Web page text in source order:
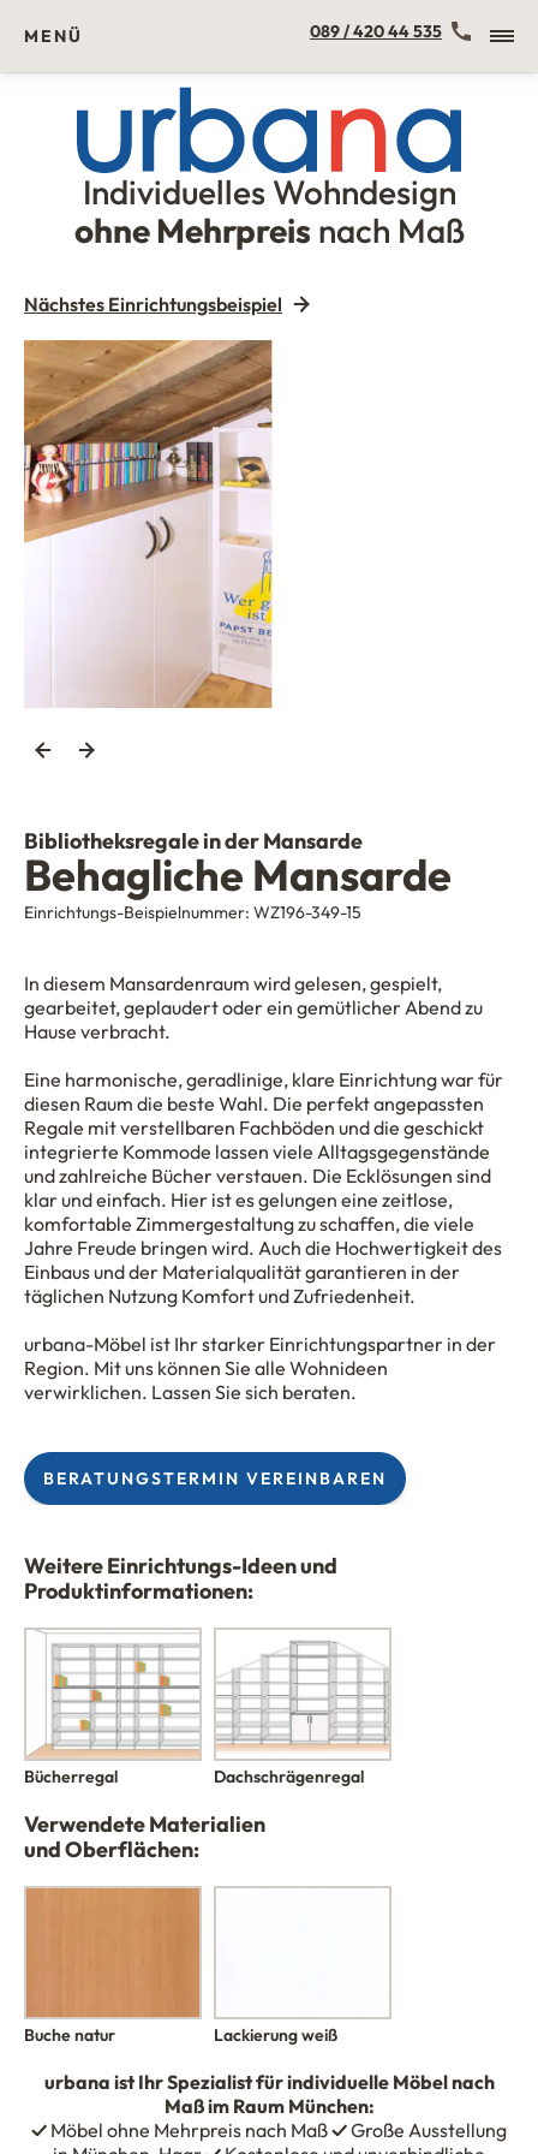
Urbana Möbel
Individuelles Wohndesign
ohne Mehrpreis nach Maß
MENÜ
Kontakt 089 / 420 44 535
Nächstes Einrichtungsbeispiel
Bibliotheksregale in der Mansarde
Behagliche Mansarde
Einrichtungs-Beispielnummer: WZ196-349-15
In diesem Mansardenraum wird gelesen, gespielt,
gearbeitet, geplaudert oder ein gemütlicher Abend zu
Hause verbracht.
Eine harmonische, geradlinige, klare Einrichtung war für
diesen Raum die beste Wahl. Die perfekt angepassten
Regale mit verstellbaren Fachböden und die geschickt
integrierte Kommode lassen viele Alltagsgegenstände
und zahlreiche Bücher verstauen. Die Ecklösungen sind
klar und einfach. Hier ist es gelungen eine zeitlose,
komfortable Zimmergestaltung zu schaffen, die viele
Jahre Freude bringen wird. Auch die Hochwertigkeit des
Einbaus und der Materialqualität garantieren in der
täglichen Nutzung Komfort und Zufriedenheit.
urbana-Möbel ist Ihr starker Einrichtungspartner in der
Region. Mit uns können Sie alle Wohnideen
verwirklichen. Lassen Sie sich beraten.
BERATUNGSTERMIN VEREINBAREN
Weitere Einrichtungs-Ideen und
Produktinformationen:
Bücherregal Dachschrägenregal
Verwendete Materialien
und Oberflächen:
Buche natur Lackierung weiß
urbana ist Ihr Spezialist für individuelle Möbel nach
Maß im Raum München:
✓ Möbel ohne Mehrpreis nach Maß✓Große Ausstellung